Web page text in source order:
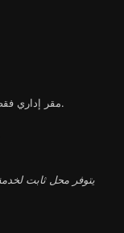
مقر إداري فقط: شارع عبد الخالق ثروت – ميدان التحرير، القاهرة.